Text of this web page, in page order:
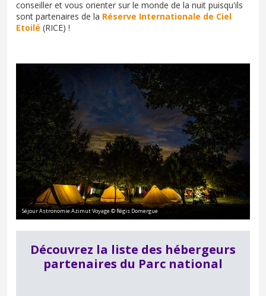
conseiller et vous orienter sur le monde de la nuit puisqu'ils
sont partenaires de la Réserve Internationale de Ciel
Etoilé (RICE) !
Séjour Astronomie Azimut Voyage © Régis Domergue
Découvrez la liste des hébergeurs
partenaires du Parc national